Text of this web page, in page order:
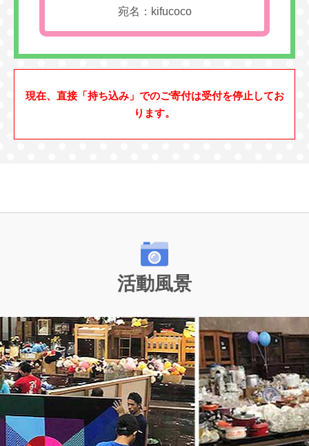
宛名：kifucoco
現在、直接「持ち込み」でのご寄付は受付を停止してお
ります。
活動風景